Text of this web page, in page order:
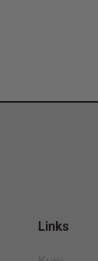
Links